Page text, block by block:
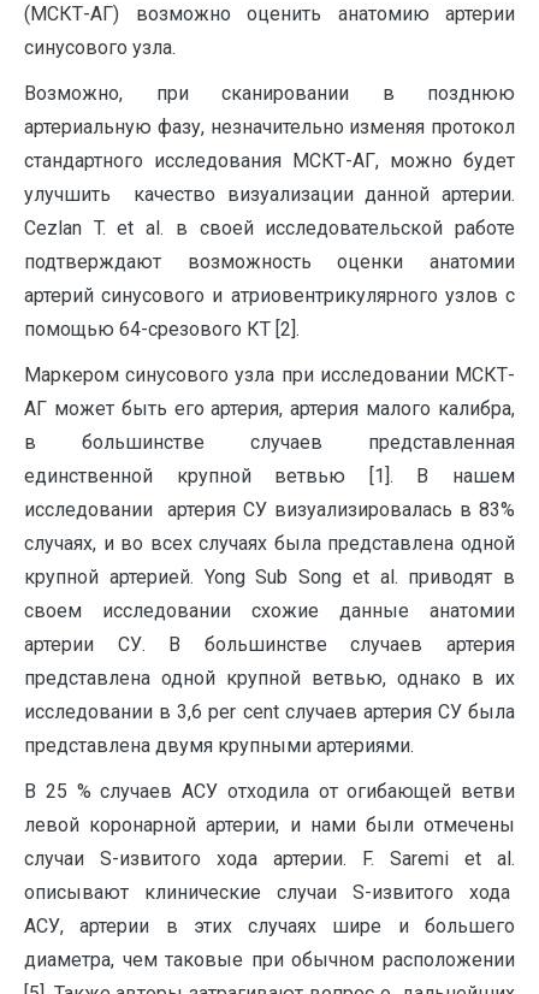
(МСКТ-АГ) возможно оценить анатомию артерии
синусового узла.
Возможно, при сканировании в позднюю
артериальную фазу, незначительно изменяя протокол
стандартного исследования МСКТ-АГ, можно будет
улучшить качество визуализации данной артерии.
Cezlan T. et al. в своей исследовательской работе
подтверждают возможность оценки анатомии
артерий синусового и атриовентрикулярного узлов с
помощью 64-срезового КТ [2].
Маркером синусового узла при исследовании МСКТ-
АГ может быть его артерия, артерия малого калибра,
в большинстве случаев представленная
единственной крупной ветвью [1]. В нашем
исследовании артерия СУ визуализировалась в 83%
случаях, и во всех случаях была представлена одной
крупной артерией. Yong Sub Song et al. приводят в
своем исследовании схожие данные анатомии
артерии СУ. В большинстве случаев артерия
представлена одной крупной ветвью, однако в их
исследовании в 3,6 per cent случаев артерия СУ была
представлена двумя крупными артериями.
В 25 % случаев АСУ отходила от огибающей ветви
левой коронарной артерии, и нами были отмечены
случаи S-извитого хода артерии. F. Saremi et al.
описывают клинические случаи S-извитого хода
АСУ, артерии в этих случаях шире и большего
диаметра, чем таковые при обычном расположении